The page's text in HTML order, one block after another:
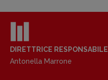
Psichedelia
Scienza
DIRETTRICE RESPONSABILE
Antonella Marrone